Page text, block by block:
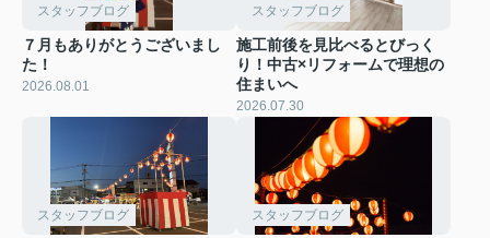
スタッフブログ
７月もありがとうございまし
た！
2026.08.01
スタッフブログ
施工前後を見比べるとびっく
り！中古×リフォームで理想の
住まいへ
2026.07.30
スタッフブログ スタッフブログ